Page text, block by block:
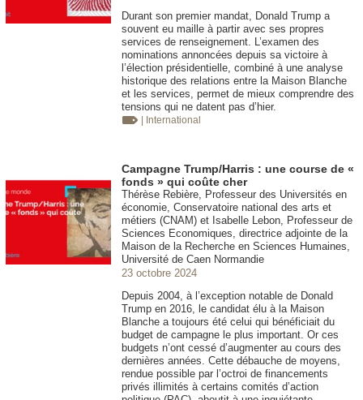
Durant son premier mandat, Donald Trump a
souvent eu maille à partir avec ses propres
services de renseignement. L’examen des
nominations annoncées depuis sa victoire à
l’élection présidentielle, combiné à une analyse
historique des relations entre la Maison Blanche
et les services, permet de mieux comprendre des
tensions qui ne datent pas d’hier.
| International
Campagne Trump/Harris : une course de «
fonds » qui coûte cher
Thérèse Rebière, Professeur des Universités en
économie, Conservatoire national des arts et
métiers (CNAM) et Isabelle Lebon, Professeur de
Sciences Economiques, directrice adjointe de la
Maison de la Recherche en Sciences Humaines,
Université de Caen Normandie
23 octobre 2024
Depuis 2004, à l’exception notable de Donald
Trump en 2016, le candidat élu à la Maison
Blanche a toujours été celui qui bénéficiait du
budget de campagne le plus important. Or ces
budgets n’ont cessé d’augmenter au cours des
dernières années. Cette débauche de moyens,
rendue possible par l’octroi de financements
privés illimités à certains comités d’action